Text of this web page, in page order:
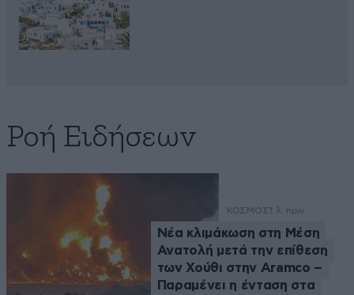
Ροή Ειδήσεων
ΚΟΣΜΟΣ 1 λ. πριν
Νέα κλιμάκωση στη Μέση
Ανατολή μετά την επίθεση
των Χούθι στην Aramco –
Παραμένει η ένταση στα